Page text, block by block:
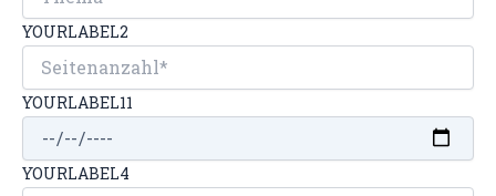
YOURLABEL2
YOURLABEL11
YOURLABEL4